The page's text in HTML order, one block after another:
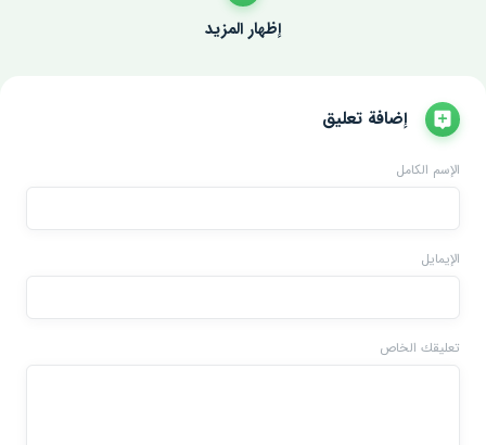
إظهار المزيد
إضافة تعليق
الإسم الكامل
الإيمايل
تعليقك الخاص